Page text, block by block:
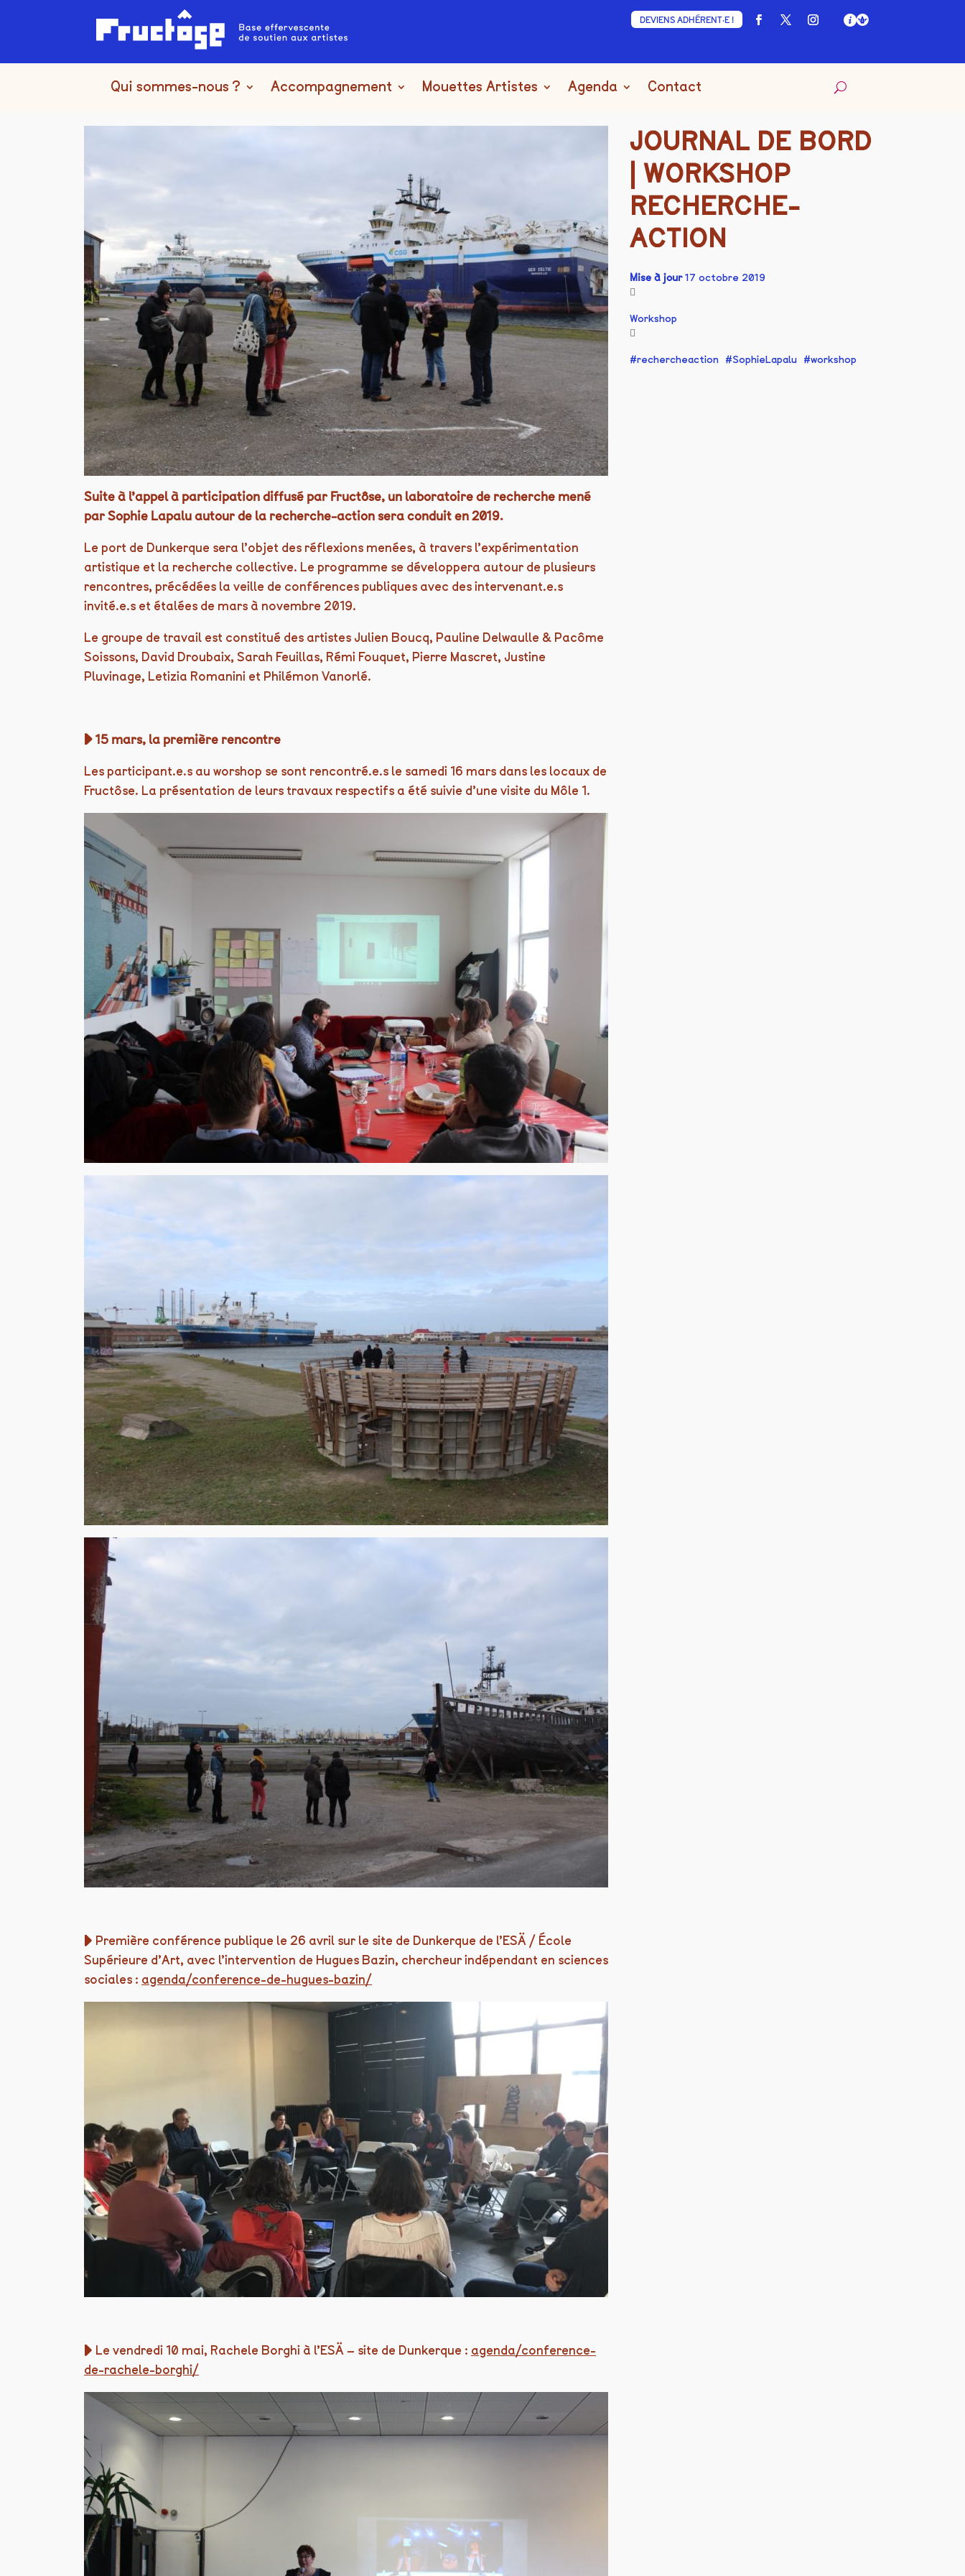
DEVIENS ADHÉRENT·E !
Qui sommes-nous ? Accompagnement Mouettes Artistes Agenda Contact
Suite à l’appel à participation diffusé par Fructôse, un laboratoire de recherche mené
par Sophie Lapalu autour de la recherche-action sera conduit en 2019.
Le port de Dunkerque sera l’objet des réflexions menées, à travers l’expérimentation
artistique et la recherche collective. Le programme se développera autour de plusieurs
rencontres, précédées la veille de conférences publiques avec des intervenant.e.s
invité.e.s et étalées de mars à novembre 2019.
Le groupe de travail est constitué des artistes Julien Boucq, Pauline Delwaulle & Pacôme
Soissons, David Droubaix, Sarah Feuillas, Rémi Fouquet, Pierre Mascret, Justine
Pluvinage, Letizia Romanini et Philémon Vanorlé.
▶︎ 15 mars, la première rencontre
Les participant.e.s au worshop se sont rencontré.e.s le samedi 16 mars dans les locaux de
Fructôse. La présentation de leurs travaux respectifs a été suivie d’une visite du Môle 1.
▶︎ Première conférence publique le 26 avril sur le site de Dunkerque de l’ESÄ / École
Supérieure d’Art, avec l’intervention de Hugues Bazin, chercheur indépendant en sciences
sociales : agenda/conference-de-hugues-bazin/
▶︎ Le vendredi 10 mai, Rachele Borghi à l’ESÄ – site de Dunkerque : agenda/conference-
de-rachele-borghi/
JOURNAL DE BORD
| WORKSHOP
RECHERCHE-
ACTION
Mise à jour17 octobre 2019
Workshop
rechercheaction SophieLapalu workshop